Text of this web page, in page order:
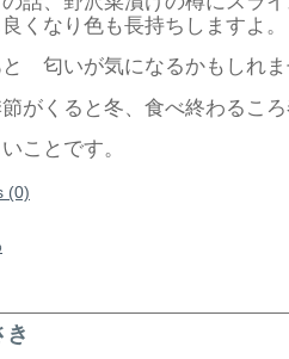
くなり色も長持ちしますよ。
匂いが気になるかもしれ
がくると冬、食べ終わるこ
ことです。
(0)
き